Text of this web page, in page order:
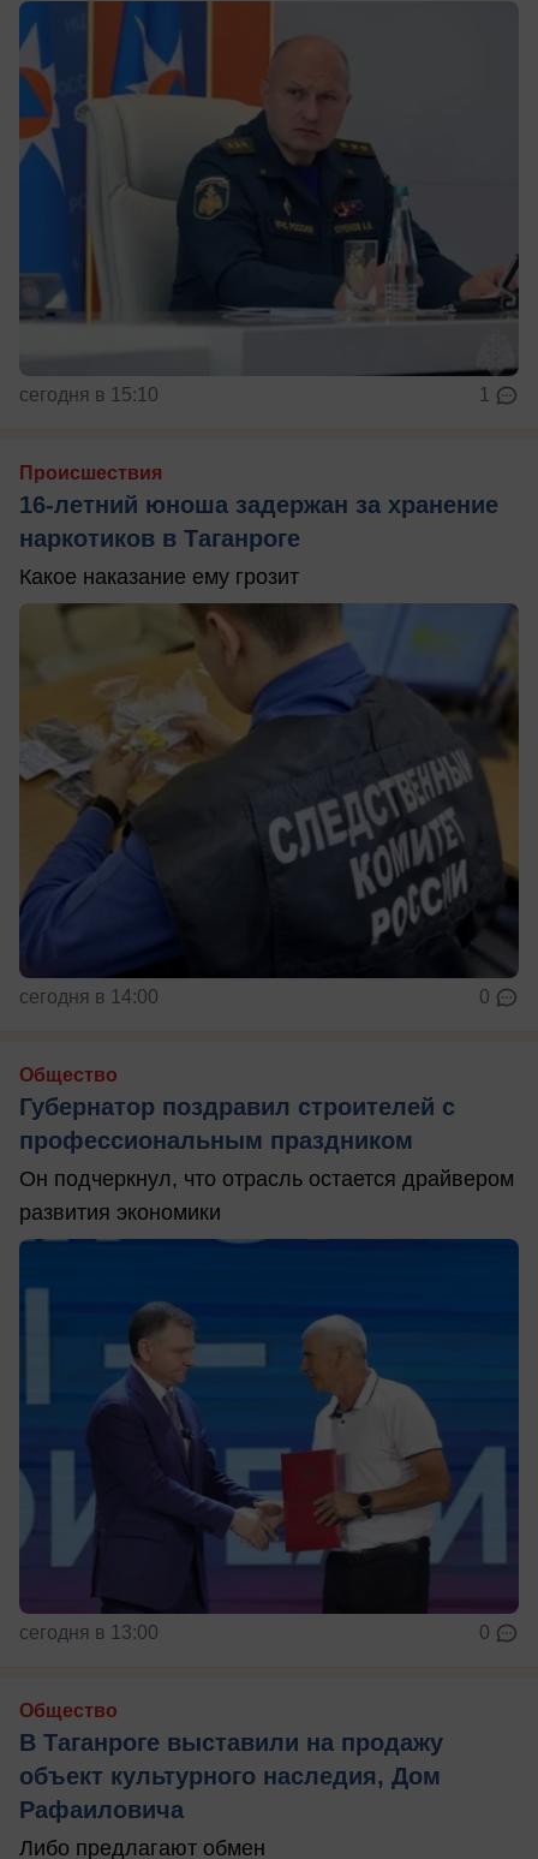
сегодня в 15:10 1
Происшествия
16-летний юноша задержан за хранение
наркотиков в Таганроге
Какое наказание ему грозит
сегодня в 14:00 0
Общество
Губернатор поздравил строителей с
профессиональным праздником
Он подчеркнул, что отрасль остается драйвером
развития экономики
сегодня в 13:00 0
Общество
В Таганроге выставили на продажу
объект культурного наследия, Дом
Рафаиловича
Либо предлагают обмен